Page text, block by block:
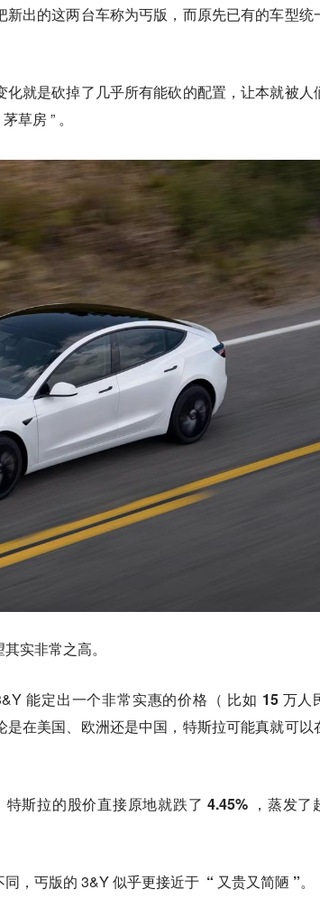
新出的这两台车称为丐版 ，而原先已有的车型统
化就是砍掉了几乎所有能砍的配置，让本就被人
草房 ” 。
实非常之高。
能定出一个非常实惠的价格（ 比如 15 万人
是在美国、欧洲还是中国，特斯拉可能真就可以
特斯拉的股价直接原地就跌了 4.45% ，蒸发了
同，丐版的 3&Y 似乎更接近于 “ 又贵又简陋 ”。